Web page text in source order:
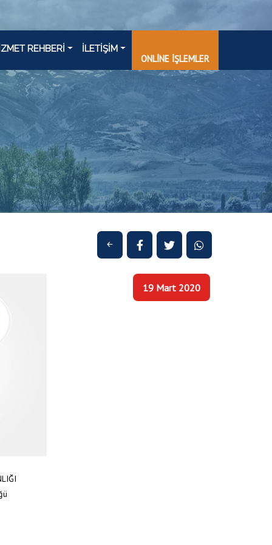
REHBERİ İLETİŞİM
ONLİNE İŞLEMLER
19 Mart 2020